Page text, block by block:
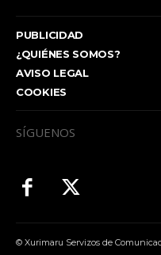
PUBLICIDAD
¿QUIÉNES SOMOS?
AVISO LEGAL
COOKIES
SÍGUENOS
© Xurimaru Servizos de